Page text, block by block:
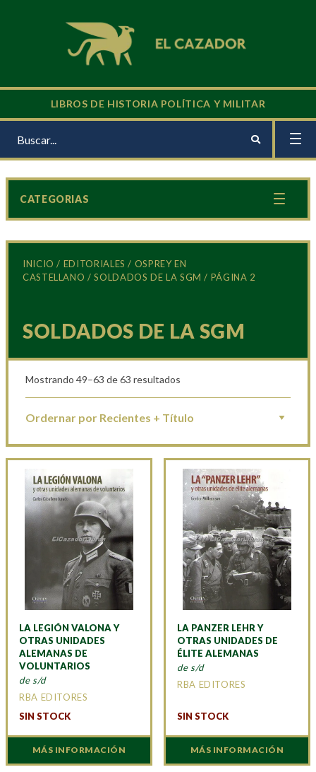
LIBROS DE HISTORIA POLÍTICA Y MILITAR
INICIO / EDITORIALES / OSPREY EN
CASTELLANO /SOLDADOS DE LA SGM / PÁGINA 2
SOLDADOS DE LA SGM
Mostrando 49–63 de 63 resultados
LA LEGIÓN VALONA Y
OTRAS UNIDADES
ALEMANAS DE
VOLUNTARIOS
de s/d
RBA EDITORES
SIN STOCK
MÁS INFORMACIÓN
LA PANZER LEHR Y
OTRAS UNIDADES DE
ÉLITE ALEMANAS
de s/d
RBA EDITORES
SIN STOCK
MÁS INFORMACIÓN
CATEGORIAS